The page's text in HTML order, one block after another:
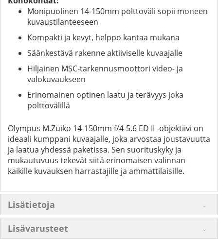
Monipuolinen 14-150mm polttoväli sopii moneen
kuvaustilanteeseen
Kompakti ja kevyt, helppo kantaa mukana
Säänkestävä rakenne aktiiviselle kuvaajalle
Hiljainen MSC-tarkennusmoottori video- ja
valokuvaukseen
Erinomainen optinen laatu ja terävyys joka
polttovälillä
Olympus M.Zuiko 14-150mm f/4-5.6 ED II -objektiivi on
ideaali kumppani kuvaajalle, joka arvostaa joustavuutta
ja laatua yhdessä paketissa. Sen suorituskyky ja
mukautuvuus tekevät siitä erinomaisen valinnan
kaikille kuvauksen harrastajille ja ammattilaisille.
Lisätietoja
Lisävarusteet